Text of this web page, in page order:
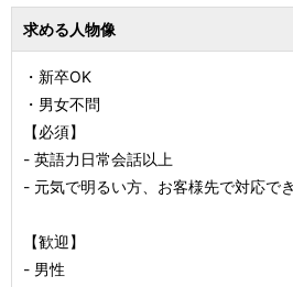
求める人物像
・新卒OK
・男女不問
【必須】
- 英語力日常会話以上
- 元気で明るい方、お客様先で対応で
【歓迎】
- 男性